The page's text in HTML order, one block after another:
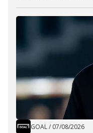
GOAL/ 07/08/2026